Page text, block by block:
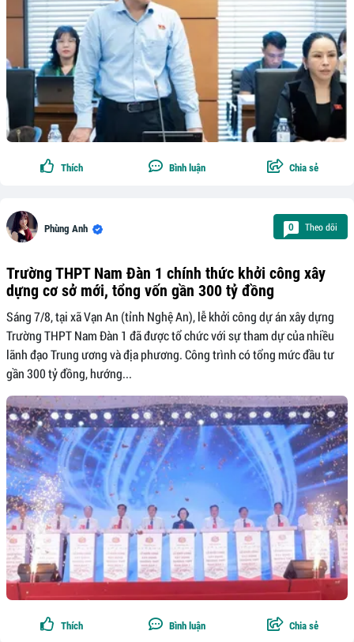
Thích Bình luận Chia sẻ
Phùng Anh 0 Theo dõi
Trường THPT Nam Đàn 1 chính thức khởi công xây
dựng cơ sở mới, tổng vốn gần 300 tỷ đồng
Sáng 7/8, tại xã Vạn An (tỉnh Nghệ An), lễ khởi công dự án xây dựng
Trường THPT Nam Đàn 1 đã được tổ chức với sự tham dự của nhiều
lãnh đạo Trung ương và địa phương. Công trình có tổng mức đầu tư
gần 300 tỷ đồng, hướng...
Thích Bình luận Chia sẻ